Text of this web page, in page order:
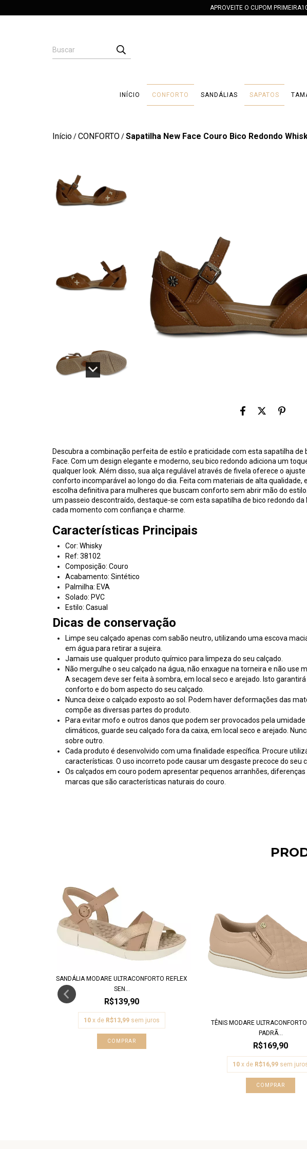
APROVEITE O CUPOM
INÍCIO CONFORTO SANDÁLIAS SAPATOS
Início/CONFORTO/Sapatilha New Face Couro Bico Redondo
Descubra a combinação perfeita de estilo e praticidade com esta sapatilha de
Face. Com um design elegante e moderno, seu bico redondo adiciona um
qualquer look. Além disso, sua alça regulável através de fivela oferece o
conforto incomparável ao longo do dia. Feita com materiais de alta qualidade,
escolha definitiva para mulheres que buscam conforto sem abrir mão do
um passeio descontraído, destaque-se com esta sapatilha de bico redondo da
cada momento com confiança e charme.
Características Principais
Cor: Whisky
Ref: 38102
Composição: Couro
Acabamento: Sintético
Palmilha: EVA
Solado: PVC
Estilo: Casual
Dicas de conservação
Limpe seu calçado apenas com sabão neutro, utilizando uma escova
em água para retirar a sujeira.
Jamais use qualquer produto químico para limpeza do seu calçado.
Não mergulhe o seu calçado na água, não enxague na torneira e não use
A secagem deve ser feita à sombra, em local seco e arejado. Isto
conforto e do bom aspecto do seu calçado.
Nunca deixe o calçado exposto ao sol. Podem haver deformações das
compõe as diversas partes do produto.
Para evitar mofo e outros danos que podem ser provocados pela
climáticos, guarde seu calçado fora da caixa, em local seco e arejado.
sobre outro.
Cada produto é desenvolvido com uma finalidade específica. Procure
características. O uso incorreto pode causar um desgaste precoce do seu
Os calçados em couro podem apresentar pequenos arranhões,
marcas que são características naturais do couro.
SANDÁLIA MODARE ULTRACONFORTO REFLEX
SEN...
R$139,90
10 x de R$13,99 sem juros
COMPRAR
TÊNIS MODARE
PADRÃ...
R$169,90
10 x de R$16,99 sem
COMPRAR